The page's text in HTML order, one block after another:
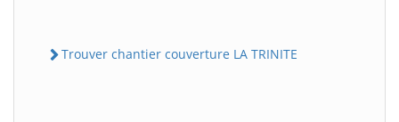
Trouver chantier couverture LA TRINITE